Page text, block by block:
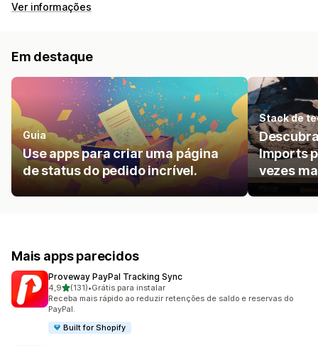
Ver informações
Em destaque
Guia
Use apps para criar uma página
de status do pedido incrível.
Stack de
Imports
vezes
Mais apps parecidos
Proveway PayPal Tracking Sync
4,9de 5 estrelas
(131)
131 avaliações ao todo
•Grátis para instalar
Receba mais rápido ao reduzir retenções de saldo e reservas do
PayPal.
Built for Shopify